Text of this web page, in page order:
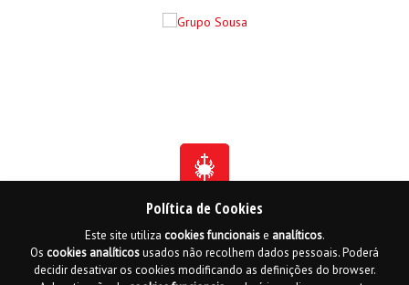
Política de Cookies
Este site utiliza cookiesfuncionaise analíticos.
Os cookies analíticosusados não recolhem dados pessoais. Poderá
decidir desativar os cookies modificando as definições do browser.
Fundada em 1941
Membro Honorário da Ordem de Benemerência - 1966
Membro Honorário da Ordem de Cristo - 2006
Ordem do Infante D. Henrique - 2016